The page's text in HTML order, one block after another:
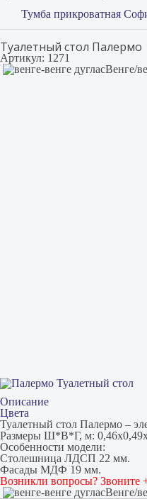
Тумба прикроватная
Туалетный стол Палермо
Артикул: 1271
Венге/
Описание
Цвета
Туалетный стол Палермо –
Размеры Ш*В*Г, м:
Особенности модели:
Столешница ЛДСП 22 мм.
Фасады МДФ 19 мм.
Возникли вопросы? Звоните
Венге/